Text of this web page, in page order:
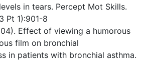
in tears. Percept Mot Skills.
Pt 1):901-8
Effect of viewing a humorous
film on bronchial
in patients with bronchial asthma.